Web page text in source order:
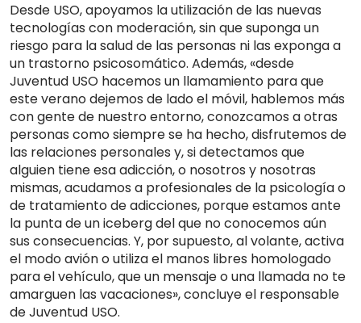
Desde USO, apoyamos la utilización de las nuevas
tecnologías con moderación, sin que suponga un
riesgo para la salud de las personas ni las exponga a
un trastorno psicosomático. Además, «desde
Juventud USO hacemos un llamamiento para que
este verano dejemos de lado el móvil, hablemos más
con gente de nuestro entorno, conozcamos a otras
personas como siempre se ha hecho, disfrutemos de
las relaciones personales y, si detectamos que
alguien tiene esa adicción, o nosotros y nosotras
mismas, acudamos a profesionales de la psicología o
de tratamiento de adicciones, porque estamos ante
la punta de un iceberg del que no conocemos aún
sus consecuencias. Y, por supuesto, al volante, activa
el modo avión o utiliza el manos libres homologado
para el vehículo, que un mensaje o una llamada no te
amarguen las vacaciones», concluye el responsable
de Juventud USO.